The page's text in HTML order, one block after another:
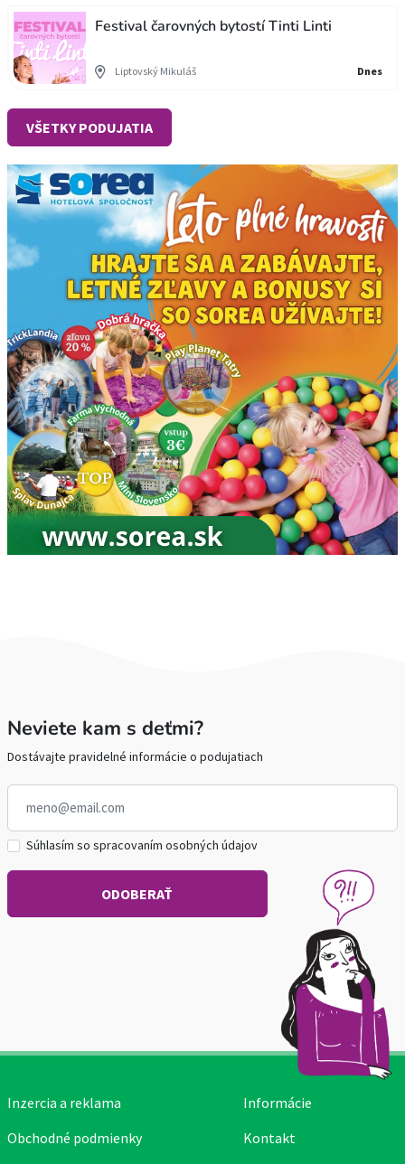
Festival čarovných bytostí Tinti Linti
Liptovský Mikuláš Dnes
VŠETKY PODUJATIA
Neviete kam s deťmi?
Dostávajte pravidelné informácie o podujatiach
Súhlasím so spracovaním osobných údajov
Inzercia a reklama
Obchodné podmienky
Informácie
Kontakt